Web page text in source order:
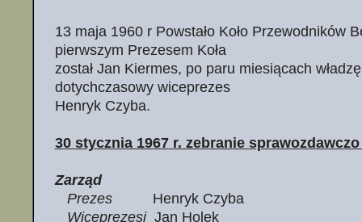
13 maja 1960 r Powstało Koło Przewodników
pierwszym Prezesem Koła
został Jan Kiermes, po paru miesiącach władzę
dotychczasowy wiceprezes
Henryk Czyba.
30 stycznia 1967 r. zebranie
Zarząd
PrezesHenryk Czyba
WiceprezesiJan Holek